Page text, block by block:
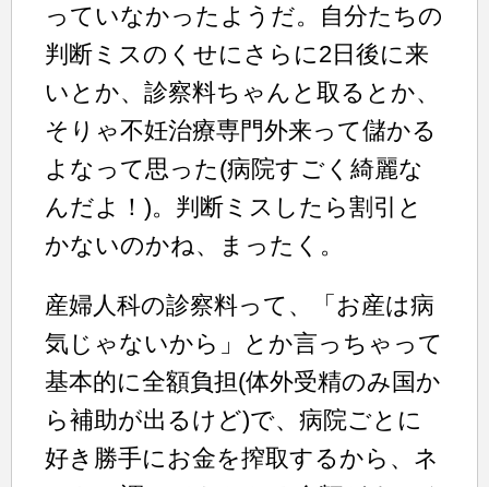
っていなかったようだ。自分たちの
判断ミスのくせにさらに2日後に来
いとか、診察料ちゃんと取るとか、
そりゃ不妊治療専門外来って儲かる
よなって思った(病院すごく綺麗な
んだよ！)。判断ミスしたら割引と
かないのかね、まったく。
産婦人科の診察料って、「お産は病
気じゃないから」とか言っちゃって
基本的に全額負担(体外受精のみ国か
ら補助が出るけど)で、病院ごとに
好き勝手にお金を搾取するから、ネ